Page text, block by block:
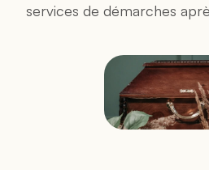
services de démarches